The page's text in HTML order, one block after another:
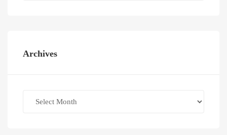
Archives